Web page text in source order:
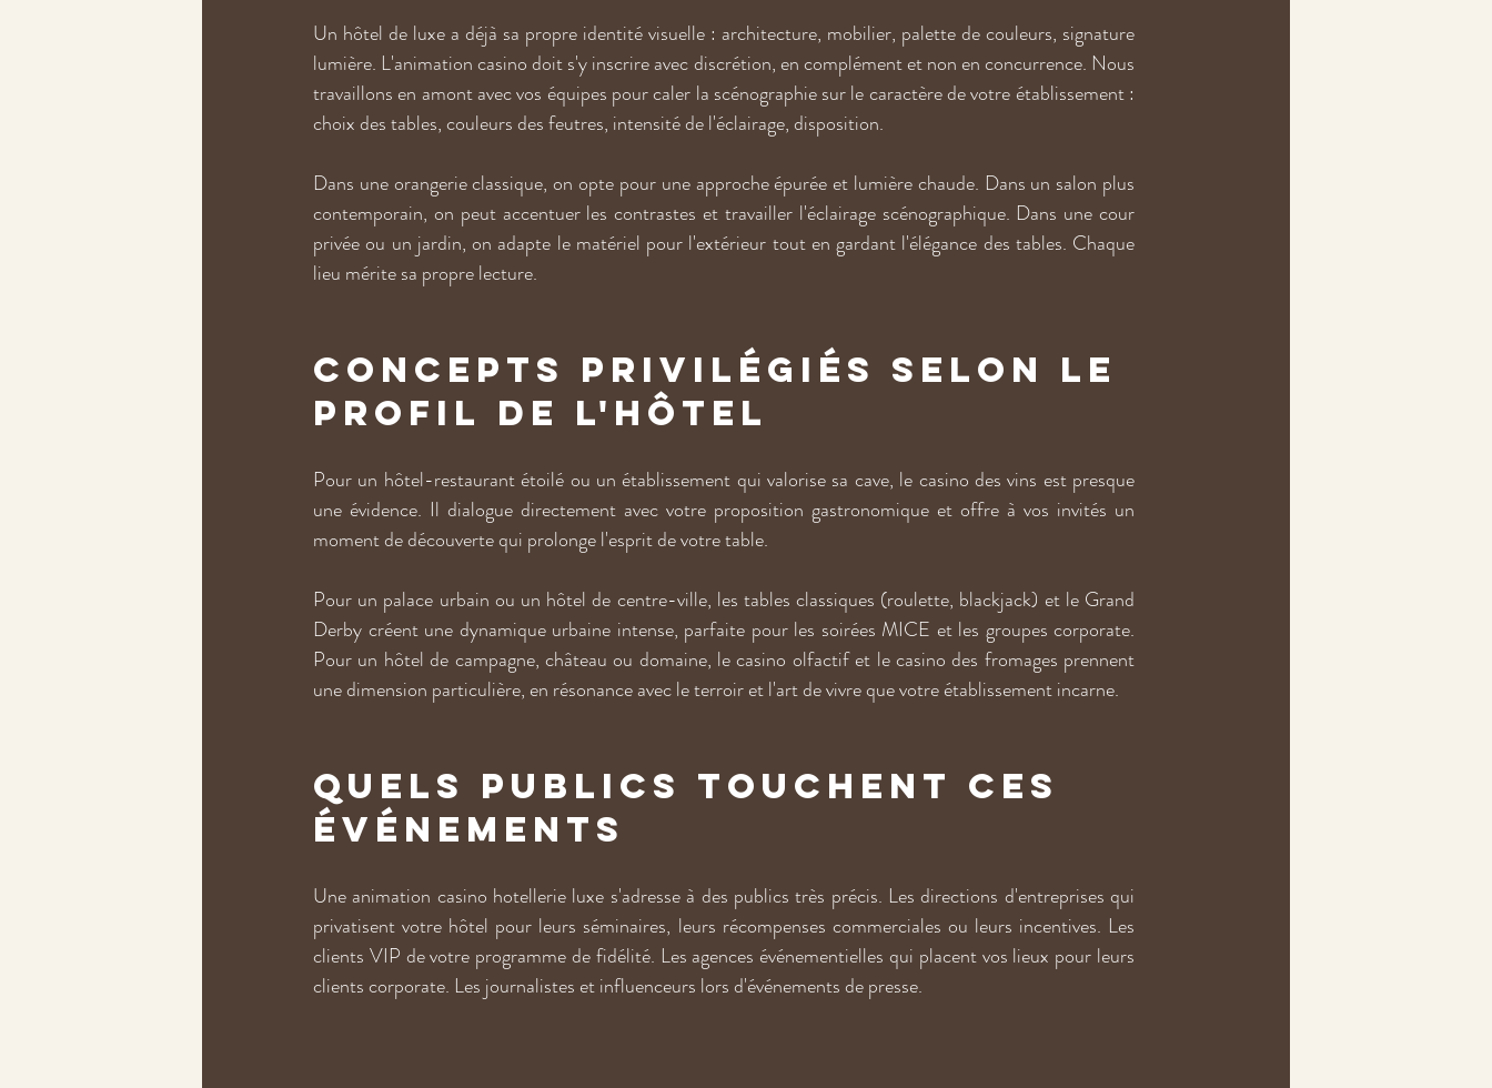
Un hôtel de luxe a déjà sa propre identité visuelle : architecture, mobilier, palette de couleurs, signature
lumière. L'animation casino doit s'y inscrire avec discrétion, en complément et non en concurrence. Nous
travaillons en amont avec vos équipes pour caler la scénographie sur le caractère de votre établissement :
choix des tables, couleurs des feutres, intensité de l'éclairage, disposition.
Dans une orangerie classique, on opte pour une approche épurée et lumière chaude. Dans un salon plus
contemporain, on peut accentuer les contrastes et travailler l'éclairage scénographique. Dans une cour
privée ou un jardin, on adapte le matériel pour l'extérieur tout en gardant l'élégance des tables. Chaque
lieu mérite sa propre lecture.
Concepts privilégiés selon le
profil de l'hôtel
Pour un hôtel-restaurant étoilé ou un établissement qui valorise sa cave, le casino des vins est presque
une évidence. Il dialogue directement avec votre proposition gastronomique et offre à vos invités un
moment de découverte qui prolonge l'esprit de votre table.
Pour un palace urbain ou un hôtel de centre-ville, les tables classiques (roulette, blackjack) et le Grand
Derby créent une dynamique urbaine intense, parfaite pour les soirées MICE et les groupes corporate.
Pour un hôtel de campagne, château ou domaine, le casino olfactif et le casino des fromages prennent
une dimension particulière, en résonance avec le terroir et l'art de vivre que votre établissement incarne.
Quels publics touchent ces
événements
Une animation casino hotellerie luxe s'adresse à des publics très précis. Les directions d'entreprises qui
privatisent votre hôtel pour leurs séminaires, leurs récompenses commerciales ou leurs incentives. Les
clients VIP de votre programme de fidélité. Les agences événementielles qui placent vos lieux pour leurs
clients corporate. Les journalistes et influenceurs lors d'événements de presse.